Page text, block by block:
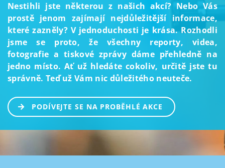
Nestihli jste některou z našich akcí? Nebo Vás
prostě jenom zajímají nejdůležitější informace,
které zazněly? V jednoduchosti je krása. Rozhodli
jsme se proto, že všechny reporty, videa,
fotografie a tiskové zprávy dáme přehledně na
jedno místo. Ať už hledáte cokoliv, určitě jste tu
správně. Teď už Vám nic důležitého neuteče.
PODÍVEJTE SE NA PROBĚHLÉ AKCE